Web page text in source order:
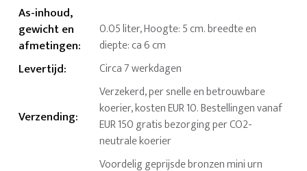
As-inhoud,
gewicht en
afmetingen:
0.05 liter, Hoogte: 5 cm. breedte en
diepte: ca 6 cm
Levertijd: Circa 7 werkdagen
Verzending:
Verzekerd, per snelle en betrouwbare
koerier, kosten EUR 10. Bestellingen vanaf
EUR 150 gratis bezorging per CO2-
neutrale koerier
Voordelig geprijsde bronzen mini urn